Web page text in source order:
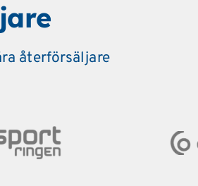
återförsäljare